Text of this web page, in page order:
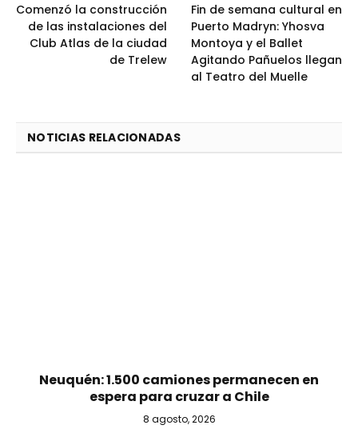
Comenzó la construcción
de las instalaciones del
Club Atlas de la ciudad
de Trelew
Fin de semana cultural en
Puerto Madryn: Yhosva
Montoya y el Ballet
Agitando Pañuelos llegan
al Teatro del Muelle
NOTICIAS RELACIONADAS
Neuquén: 1.500 camiones permanecen en
espera para cruzar a Chile
8 agosto, 2026